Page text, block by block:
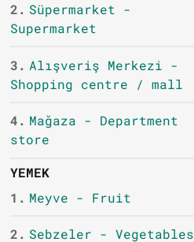
2. Süpermarket -
Supermarket
3. Alışveriş Merkezi -
Shopping centre / mall
4. Mağaza - Department
store
YEMEK
1. Meyve - Fruit
2. Sebzeler - Vegetables